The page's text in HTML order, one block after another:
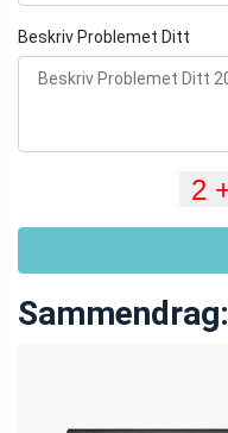
Beskriv Problemet Ditt
Sammendrag: